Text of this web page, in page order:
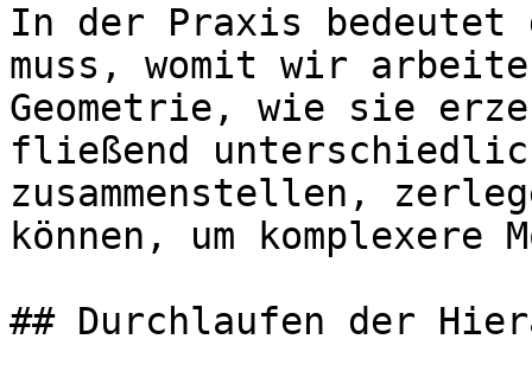
In der Praxis bedeutet
muss, womit wir
Geometrie, wie sie
fließend
zusammenstellen,
können, um
## Durchlaufen der